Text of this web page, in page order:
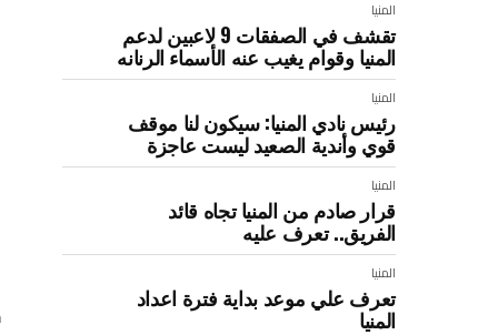
المنيا
تقشف في الصفقات 9 لاعبين لدعم
المنيا وقوام يغيب عنه الأسماء الرنانه
المنيا
رئيس نادي المنيا: سيكون لنا موقف
قوي وأندية الصعيد ليست عاجزة
المنيا
قرار صادم من المنيا تجاه قائد
الفريق.. تعرف عليه
المنيا
تعرف علي موعد بداية فترة اعداد
المنيا